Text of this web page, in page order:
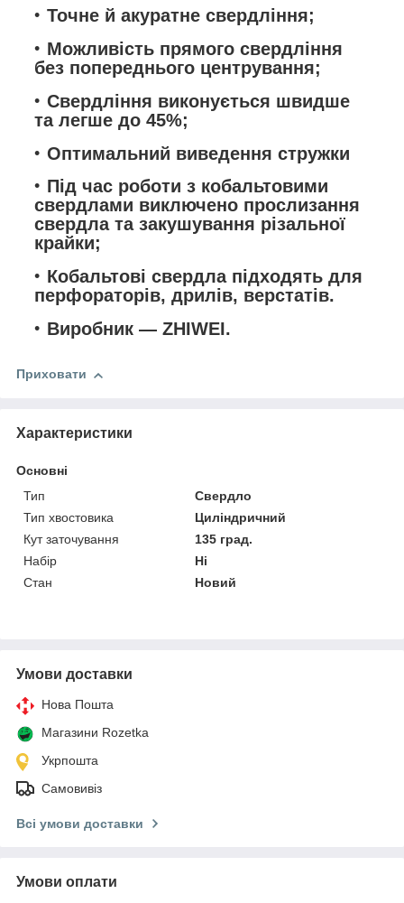
Точне й акуратне свердління;
Можливість прямого свердління
без попереднього центрування;
Свердління виконується швидше
та легше до 45%;
Оптимальний виведення стружки
Під час роботи з кобальтовими
свердлами виключено прослизання
свердла та закушування різальної
крайки;
Кобальтові свердла підходять для
перфораторів, дрилів, верстатів.
Виробник — ZHIWEI.
Приховати
Характеристики
Основні
Тип
Свердло
Тип хвостовика
Циліндричний
Кут заточування
135 град.
Набір
Ні
Стан
Новий
Умови доставки
Нова Пошта
Магазини Rozetka
Укрпошта
Самовивіз
Всі умови доставки
Умови оплати